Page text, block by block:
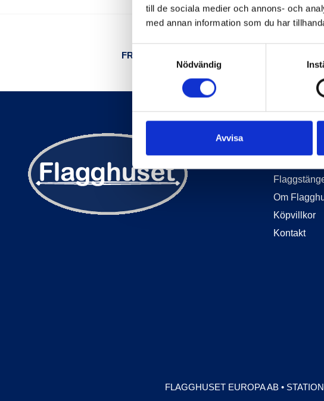
till de sociala medier och annons- och
med annan information som du har
Samtyckesval
Nödvändig
Avvisa
FRI TELEFONSUPPORT
Om
Köpvillkor
Kontakt
FLAGGHUSET EUROPA AB •